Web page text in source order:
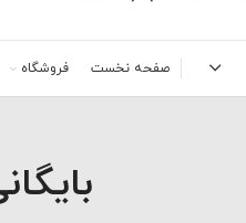
صفحه نخست فروشگاه